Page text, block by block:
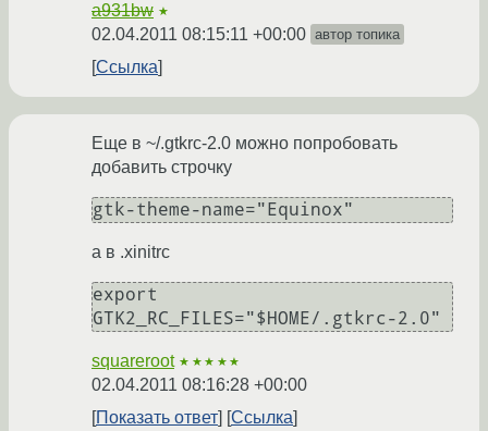
a931bw ★
02.04.2011 08:15:11 +00:00 автор топика
Ссылка
Еще в ~/.gtkrc-2.0 можно попробовать
добавить строчку
а в .xinitrc
export
squareroot ★★★★★
02.04.2011 08:16:28 +00:00
Показать ответ
Ссылка